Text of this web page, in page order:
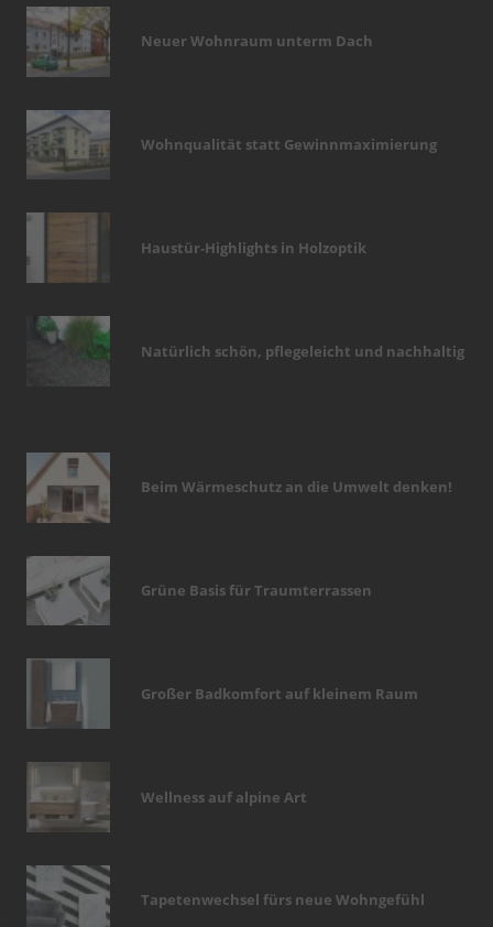
Neuer Wohnraum unterm Dach
Wohnqualität statt Gewinnmaximierung
Haustür-Highlights in Holzoptik
Natürlich schön, pflegeleicht und nachhaltig
Beim Wärmeschutz an die Umwelt denken!
Grüne Basis für Traumterrassen
Großer Badkomfort auf kleinem Raum
Wellness auf alpine Art
Tapetenwechsel fürs neue Wohngefühl